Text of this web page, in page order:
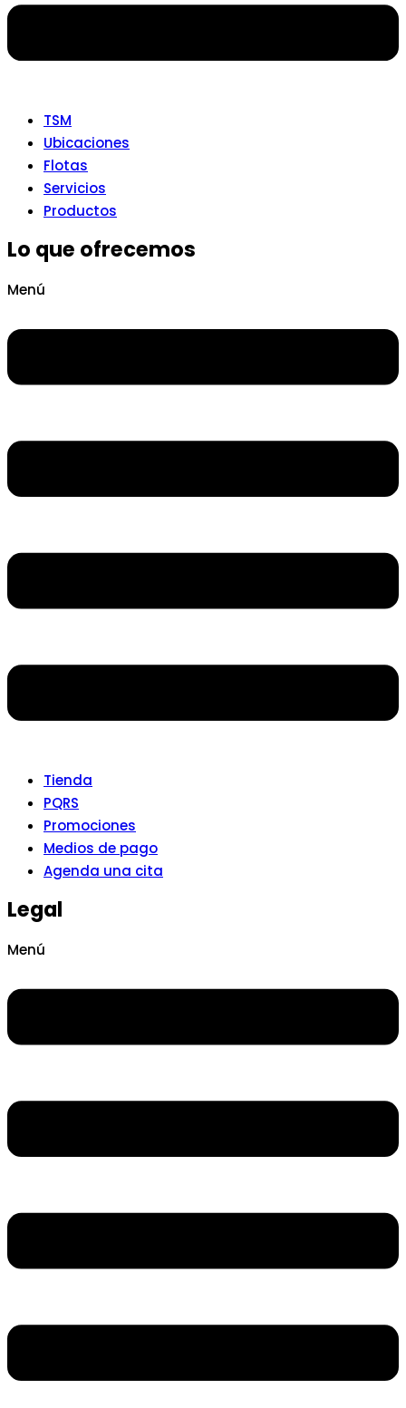
TSM
Ubicaciones
Flotas
Servicios
Productos
Lo que ofrecemos
Menú
Tienda
PQRS
Promociones
Medios de pago
Agenda una cita
Legal
Menú